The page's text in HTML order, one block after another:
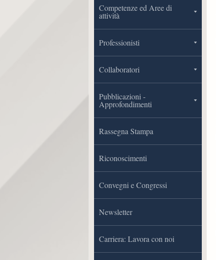
Competenze ed Aree di
attività
Professionisti
Collaboratori
Pubblicazioni -
Approfondimenti
Rassegna Stampa
Riconoscimenti
Convegni e Congressi
Newsletter
Carriera: Lavora con noi